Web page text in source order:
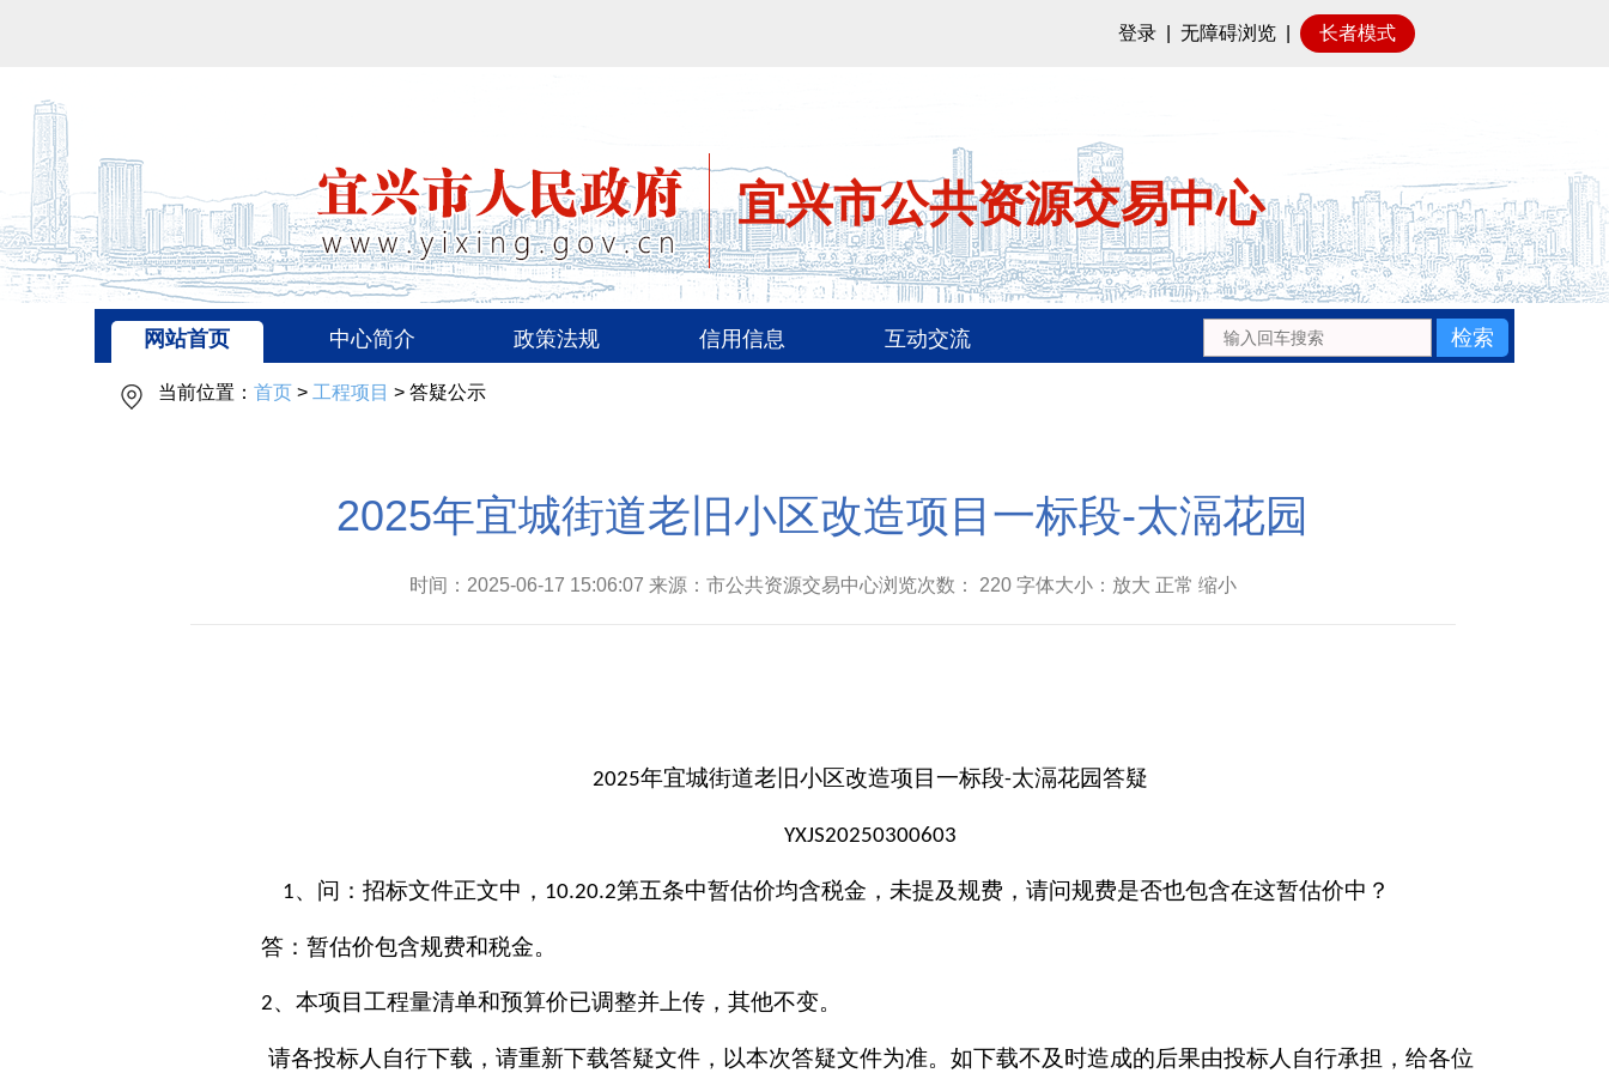
登录 无障碍浏览 长者模式
宜兴市公共资源交易中心
网站首页 中心简介 政策法规 信用信息 互动交流
当前位置： 首页> 工程项目 > 答疑公示
2025年宜城街道老旧小区改造项目一标段-太滆花园
时间：2025-06-17 15:06:07 来源：市公共资源交易中心浏览次数： 220字体大小：放大 正常 缩小
2025年宜城街道老旧小区改造项目一标段-太滆花园答疑
YXJS20250300603
1、问：招标文件正文中， 10.20.2第五条中暂估价均含税金，未提及规费，请问规费是否也包含在这暂估价中？
答：暂估价包含规费和税金。
2、本项目工程量清单和预算价已调整并上传，其他不变。
请各投标人自行下载，请重新下载答疑文件，以本次答疑文件为准。如下载不及时造成的后果由投标人自行承担，给各位